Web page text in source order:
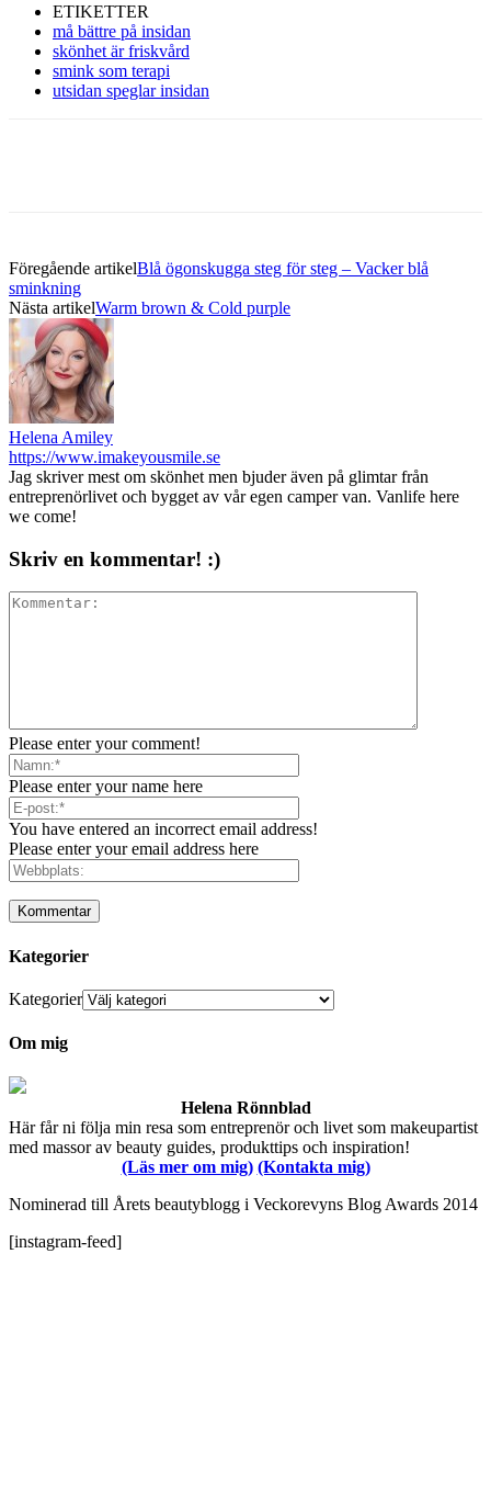
ETIKETTER
må bättre på insidan
skönhet är friskvård
smink som terapi
utsidan speglar insidan
Föregående artikelBlå ögonskugga steg för steg – Vacker blå
sminkning
Nästa artikelWarm brown & Cold purple
Helena Amiley
https://www.imakeyousmile.se
Jag skriver mest om skönhet men bjuder även på glimtar från
entreprenörlivet och bygget av vår egen camper van. Vanlife here
we come!
Skriv en kommentar! :)
Please enter your comment!
Please enter your name here
You have entered an incorrect email address!
Please enter your email address here
Kategorier
Kategorier
Om mig
Helena Rönnblad
Här får ni följa min resa som entreprenör och livet som makeupartist
med massor av beauty guides, produkttips och inspiration!
(Läs mer om mig) (Kontakta mig)
Nominerad till Årets beautyblogg i Veckorevyns Blog Awards 2014
[instagram-feed]